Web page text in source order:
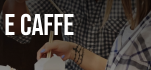
E CAFFE